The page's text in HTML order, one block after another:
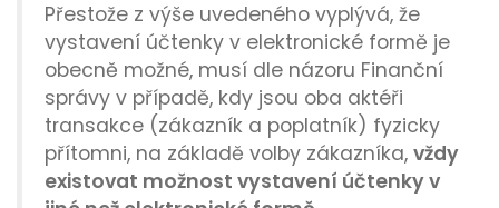
Přestože z výše uvedeného vyplývá, že
vystavení účtenky v elektronické formě je
obecně možné, musí dle názoru Finanční
správy v případě, kdy jsou oba aktéři
transakce (zákazník a poplatník) fyzicky
přítomni, na základě volby zákazníka, vždy
existovat možnost vystavení účtenky v